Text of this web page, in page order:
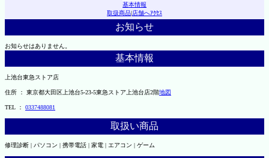
基本情報
取扱商品|店舗へｱｸｾｽ
お知らせ
お知らせはありません。
基本情報
上池台東急ストア店
住所 ： 東京都大田区上池台5-23-5東急ストア上池台店2階地図
TEL ： 0337488081
取扱い商品
修理診断 | パソコン | 携帯電話 | 家電 | エアコン | ゲーム